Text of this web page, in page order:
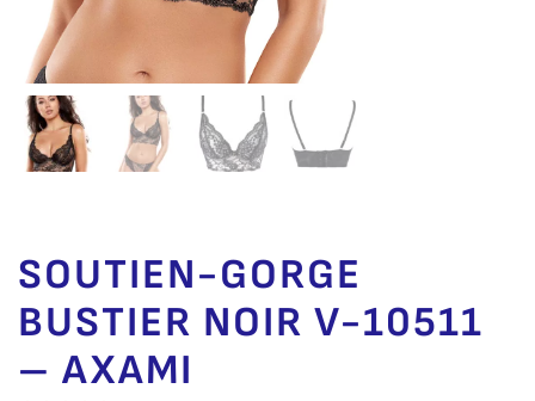
SOUTIEN-GORGE
BUSTIER NOIR V-10511
– AXAMI